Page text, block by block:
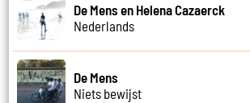
De Mens en Helena Cazaerck
Nederlands
De Mens
Niets bewijst